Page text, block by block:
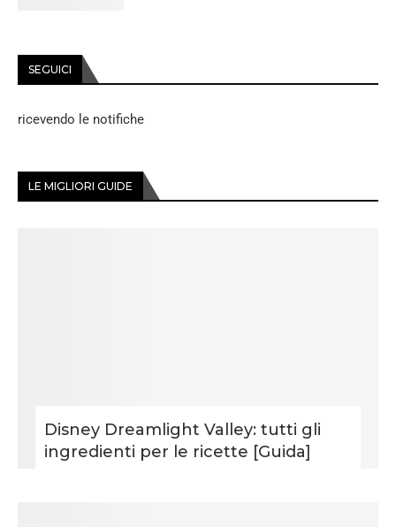
SEGUICI
ricevendo le notifiche
LE MIGLIORI GUIDE
Disney Dreamlight Valley: tutti gli
ingredienti per le ricette [Guida]